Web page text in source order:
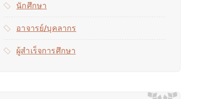
นักศึกษา
อาจารย์/บุคลากร
ผู้สำเร็จการศึกษา